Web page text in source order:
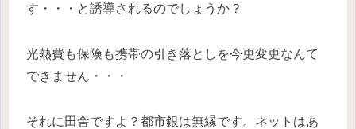
す・・・と誘導されるのでしょうか？
光熱費も保険も携帯の引き落としを今更変更なんて
できません・・・
それに田舎ですよ？都市銀は無縁です。ネットはあ